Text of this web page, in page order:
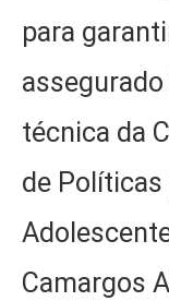
para
técnica da
de Políticas
Camargos